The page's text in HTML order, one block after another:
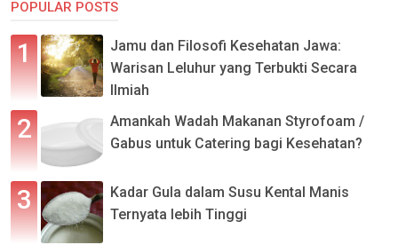
POPULAR POSTS
Jamu dan Filosofi Kesehatan Jawa:
Warisan Leluhur yang Terbukti Secara
Ilmiah
Amankah Wadah Makanan Styrofoam /
Gabus untuk Catering bagi Kesehatan?
Kadar Gula dalam Susu Kental Manis
Ternyata lebih Tinggi